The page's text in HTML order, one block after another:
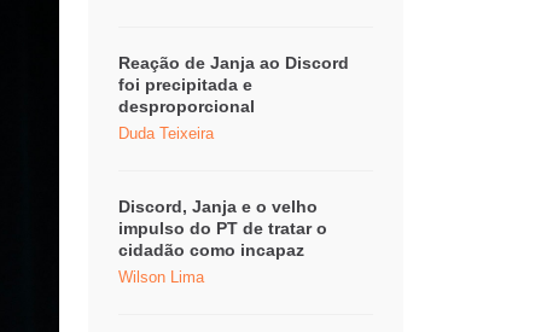
Reação de Janja ao Discord
foi precipitada e
desproporcional
Duda Teixeira
Discord, Janja e o velho
impulso do PT de tratar o
cidadão como incapaz
Wilson Lima